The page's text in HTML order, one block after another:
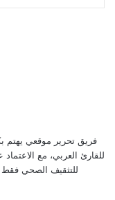
فريق تحرير موقعي يهتم
للقارئ العربي، مع
للتثقيف الصحي